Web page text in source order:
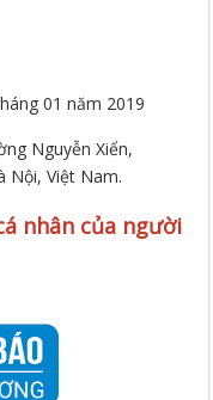
01 năm 2019
Nguyễn Xiển,
Nội, Việt Nam.
nhân của người